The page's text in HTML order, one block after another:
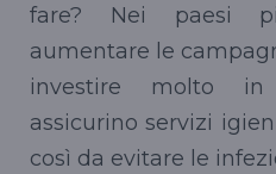
fare? Nei paesi
aumentare le
investire molto in
assicurino servizi
così da evitare le